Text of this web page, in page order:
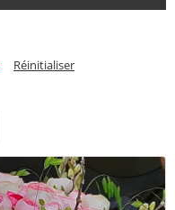
Réinitialiser